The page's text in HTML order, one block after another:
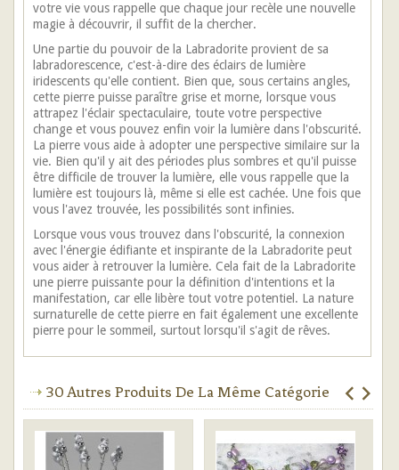
votre vie vous rappelle que chaque jour recèle une nouvelle
magie à découvrir, il suffit de la chercher.
Une partie du pouvoir de la Labradorite provient de sa
labradorescence, c'est-à-dire des éclairs de lumière
iridescents qu'elle contient. Bien que, sous certains angles,
cette pierre puisse paraître grise et morne, lorsque vous
attrapez l'éclair spectaculaire, toute votre perspective
change et vous pouvez enfin voir la lumière dans l'obscurité.
La pierre vous aide à adopter une perspective similaire sur la
vie. Bien qu'il y ait des périodes plus sombres et qu'il puisse
être difficile de trouver la lumière, elle vous rappelle que la
lumière est toujours là, même si elle est cachée. Une fois que
vous l'avez trouvée, les possibilités sont infinies.
Lorsque vous vous trouvez dans l'obscurité, la connexion
avec l'énergie édifiante et inspirante de la Labradorite peut
vous aider à retrouver la lumière. Cela fait de la Labradorite
une pierre puissante pour la définition d'intentions et la
manifestation, car elle libère tout votre potentiel. La nature
surnaturelle de cette pierre en fait également une excellente
pierre pour le sommeil, surtout lorsqu'il s'agit de rêves.
30 Autres Produits De La Même Catégorie